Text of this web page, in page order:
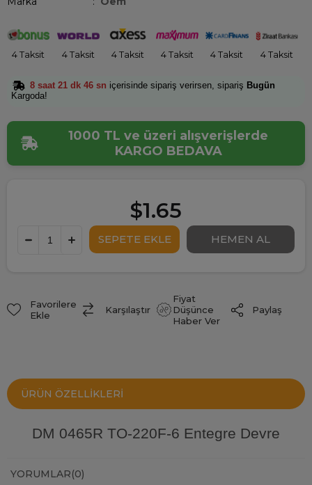
4 Taksit 4 Taksit 4 Taksit 4 Taksit 4 Taksit 4 Taksit
8 saat 21 dk 45 sn içerisinde sipariş verirsen, sipariş Bugün
Kargoda!
1000 TL ve üzeri alışverişlerde
KARGO BEDAVA
$1.65
Favorilere
Ekle
Karşılaştır
Fiyat
Düşünce
Haber Ver
Paylaş
ÜRÜN ÖZELLIKLERI
DM 0465R TO-220F-6 Entegre Devre
YORUMLAR(0)